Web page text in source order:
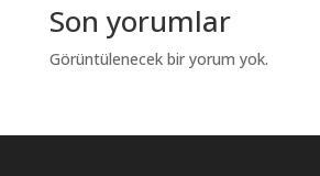
Son yorumlar
Görüntülenecek bir yorum yok.